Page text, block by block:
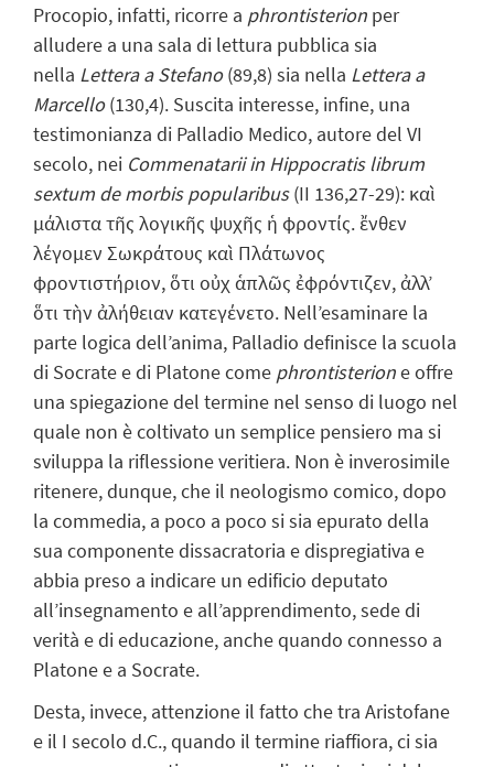
Procopio, infatti, ricorre a phrontisterion per
alludere a una sala di lettura pubblica sia
nella Lettera a Stefano(89,8) sia nella Lettera a
Marcello(130,4). Suscita interesse, infine, una
testimonianza di Palladio Medico, autore del VI
secolo, nei Commenatarii in Hippocratis librum
sextum de morbis popularibus(II 136,27-29): καὶ
μάλιστα τῆς λογικῆς ψυχῆς ἡ φροντίς. ἔνθεν
λέγομεν Σωκράτους καὶ Πλάτωνος
φροντιστήριον, ὅτι οὐχ ἁπλῶς ἐφρόντιζεν, ἀλλ’
ὅτι τὴν ἀλήθειαν κατεγένετο. Nell’esaminare la
parte logica dell’anima, Palladio definisce la scuola
di Socrate e di Platone come phrontisterione offre
una spiegazione del termine nel senso di luogo nel
quale non è coltivato un semplice pensiero ma si
sviluppa la riflessione veritiera. Non è inverosimile
ritenere, dunque, che il neologismo comico, dopo
la commedia, a poco a poco si sia epurato della
sua componente dissacratoria e dispregiativa e
abbia preso a indicare un edificio deputato
all’insegnamento e all’apprendimento, sede di
verità e di educazione, anche quando connesso a
Platone e a Socrate.
Desta, invece, attenzione il fatto che tra Aristofane
e il I secolo d.C., quando il termine riaffiora, ci sia